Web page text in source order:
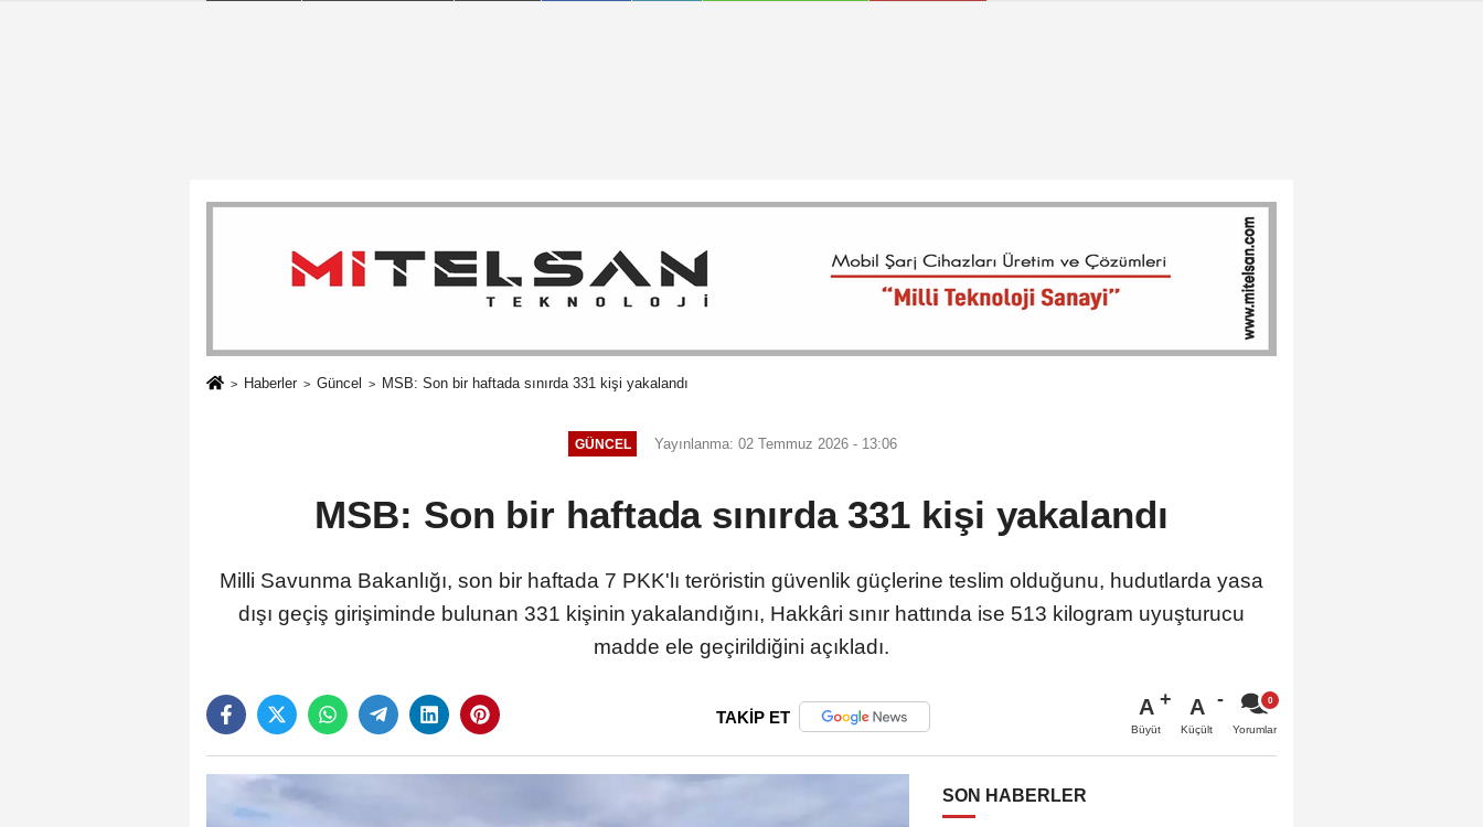
Haberler Güncel MSB: Son bir haftada sınırda 331 kişi yakalandı
GÜNCEL Yayınlanma: 02 Temmuz 2026 - 13:06
MSB: Son bir haftada sınırda 331 kişi yakalandı
Milli Savunma Bakanlığı, son bir haftada 7 PKK'lı teröristin güvenlik güçlerine teslim olduğunu, hudutlarda yasa
dışı geçiş girişiminde bulunan 331 kişinin yakalandığını, Hakkâri sınır hattında ise 513 kilogram uyuşturucu
madde ele geçirildiğini açıkladı.
TAKİP ET A
Büyüt
A
Küçült Yorumlar
SON HABERLER